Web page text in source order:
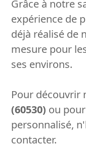
Grâce à notre
expérience de
déjà réalisé de
mesure pour
ses environs.
Pour découvrir
(60530) ou
personnalisé,
contacter.